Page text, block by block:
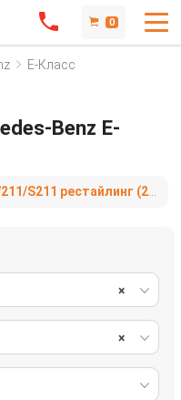
0
E-Класс
Benz E-
×
×